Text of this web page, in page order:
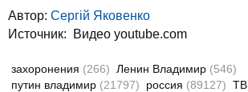
Автор: Сергій Яковенко
Источник:
Видео youtube.com
захоронения (266) Ленин Владимир (546)
путин владимир (21797) россия (89127) ТВ